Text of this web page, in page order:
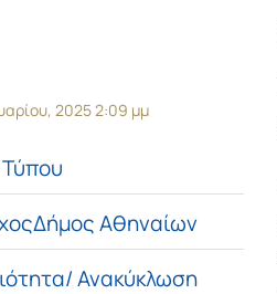
2025 2:09 μμ
Τύπου
Δήμος Αθηναίων
Ανακύκλωση